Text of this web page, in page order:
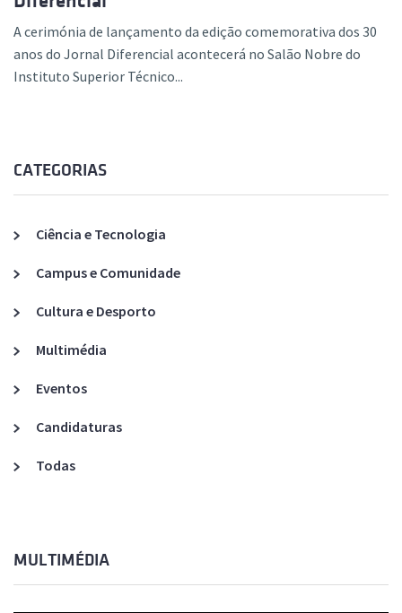
A cerimónia de lançamento da edição comemorativa dos 30
anos do Jornal Diferencial acontecerá no Salão Nobre do
Instituto Superior Técnico...
CATEGORIAS
Ciência e Tecnologia
Campus e Comunidade
Cultura e Desporto
Multimédia
Eventos
Candidaturas
Todas
MULTIMÉDIA